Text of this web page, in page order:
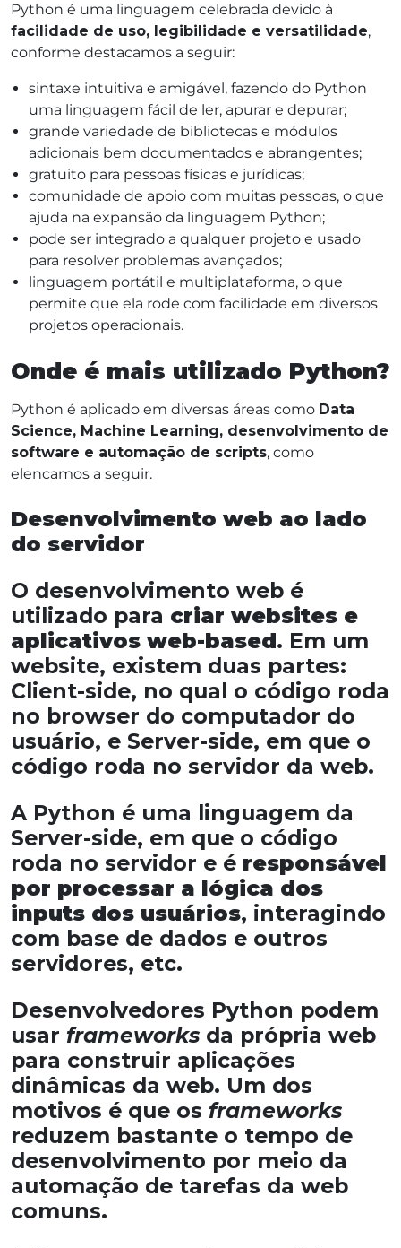
Python é uma linguagem celebrada devido à
facilidade de uso, legibilidade e versatilidade,
conforme destacamos a seguir:
sintaxe intuitiva e amigável, fazendo do Python
uma linguagem fácil de ler, apurar e depurar;
grande variedade de bibliotecas e módulos
adicionais bem documentados e abrangentes;
gratuito para pessoas físicas e jurídicas;
comunidade de apoio com muitas pessoas, o que
ajuda na expansão da linguagem Python;
pode ser integrado a qualquer projeto e usado
para resolver problemas avançados;
linguagem portátil e multiplataforma, o que
permite que ela rode com facilidade em diversos
projetos operacionais.
Onde é mais utilizado Python?
Python é aplicado em diversas áreas como Data
Science, Machine Learning, desenvolvimento de
software e automação de scripts, como
elencamos a seguir.
Desenvolvimento web ao lado
do servidor
O desenvolvimento web é
utilizado para criar websites e
aplicativos web-based. Em um
website, existem duas partes:
Client-side, no qual o código roda
no browser do computador do
usuário, e Server-side, em que o
código roda no servidor da web.
A Python é uma linguagem da
Server-side, em que o código
roda no servidor e é responsável
por processar a lógica dos
inputs dos usuários, interagindo
com base de dados e outros
servidores, etc.
Desenvolvedores Python podem
usar frameworks da própria web
para construir aplicações
dinâmicas da web. Um dos
motivos é que os frameworks
reduzem bastante o tempo de
desenvolvimento por meio da
automação de tarefas da web
comuns.